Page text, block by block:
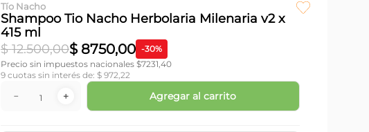
Tío Nacho
Shampoo Tio Nacho Herbolaria Milenaria v2 x
415 ml
$ 12.500,00$ 8750,00 -30%
Precio sin impuestos nacionales $7231,40
9cuotas sin interés de: $ 972,22
＋
－ Agregar al carrito